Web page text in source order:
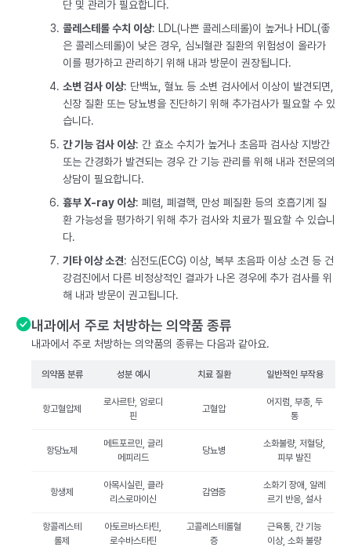
단 및 관리가 필요합니다.
콜레스테롤 수치 이상: LDL(나쁜 콜레스테롤)이 높거나 HDL(좋
은 콜레스테롤)이 낮은 경우, 심뇌혈관 질환의 위험성이 올라가
이를 평가하고 관리하기 위해 내과 방문이 권장됩니다.
소변 검사 이상: 단백뇨, 혈뇨 등 소변 검사에서 이상이 발견되면,
신장 질환 또는 당뇨병을 진단하기 위해 추가검사가 필요할 수 있
습니다.
간 기능 검사 이상: 간 효소 수치가 높거나 초음파 검사상 지방간
또는 간경화가 발견되는 경우 간 기능 관리를 위해 내과 전문의의
상담이 필요합니다.
흉부 X-ray 이상: 폐렴, 폐결핵, 만성 폐질환 등의 호흡기계 질
환 가능성을 평가하기 위해 추가 검사와 치료가 필요할 수 있습니
다.
기타 이상 소견: 심전도(ECG) 이상, 복부 초음파 이상 소견 등 건
강검진에서 다른 비정상적인 결과가 나온 경우에 추가 검사를 위
해 내과 방문이 권고됩니다.
내과에서 주로 처방하는 의약품 종류
내과에서 주로 처방하는 의약품의 종류는 다음과 같아요.
의약품 분류 성분 예시 치료 질환 일반적인 부작용
항고혈압제
로사르탄, 암로디
핀
고혈압
어지럼, 부종, 두
통
항당뇨제
메트포르민, 글리
메피리드
당뇨병
소화불량, 저혈당,
피부 발진
항생제
아목시실린, 클라
리스로마이신
감염증
소화기 장애, 알레
르기 반응, 설사
항콜레스테
롤제
아토르바스타틴,
로수바스타틴
고콜레스테롤혈
증
근육통, 간 기능
이상, 소화 불량